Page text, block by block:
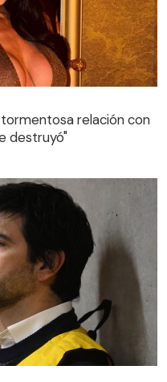
destruyó"
relación con
destruyó"